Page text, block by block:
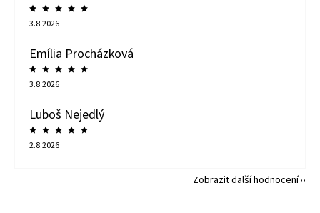
3.8.2026
Emília Procházková
3.8.2026
Luboš Nejedlý
2.8.2026
Zobrazit další hodnocení